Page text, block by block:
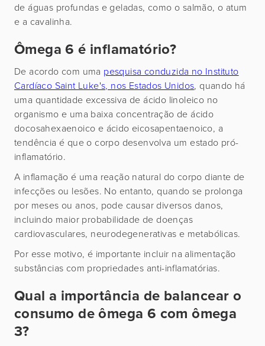
de águas profundas e geladas, como o salmão, o atum
e a cavalinha.
Ômega 6 é inflamatório?
De acordo com uma pesquisa conduzida no Instituto
Cardíaco Saint Luke's, nos Estados Unidos, quando há
uma quantidade excessiva de ácido linoleico no
organismo e uma baixa concentração de ácido
docosahexaenoico e ácido eicosapentaenoico, a
tendência é que o corpo desenvolva um estado pró-
inflamatório.
A inflamação é uma reação natural do corpo diante de
infecções ou lesões. No entanto, quando se prolonga
por meses ou anos, pode causar diversos danos,
incluindo maior probabilidade de doenças
cardiovasculares, neurodegenerativas e metabólicas.
Por esse motivo, é importante incluir na alimentação
substâncias com propriedades anti-inflamatórias.
Qual a importância de balancear o
consumo de ômega 6 com ômega
3?